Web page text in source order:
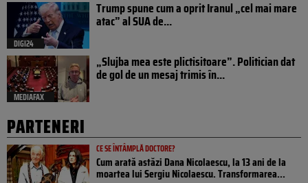
DIGI24
Trump spune cum a oprit Iranul „cel mai mare
atac” al SUA de...
MEDIAFAX
„Slujba mea este plictisitoare”. Politician dat
de gol de un mesaj trimis în...
PARTENERI
CE SE ÎNTÂMPLĂ DOCTORE?
Cum arată astăzi Dana Nicolaescu, la 13 ani de la
moartea lui Sergiu Nicolaescu. Transformarea...